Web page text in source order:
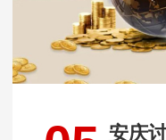
安庆